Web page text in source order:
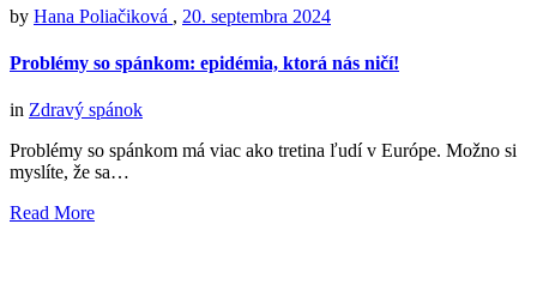
by Hana Poliačiková , 20. septembra 2024
Problémy so spánkom: epidémia, ktorá nás ničí!
in Zdravý spánok
Problémy so spánkom má viac ako tretina ľudí v Európe. Možno si
myslíte, že sa…
Read More